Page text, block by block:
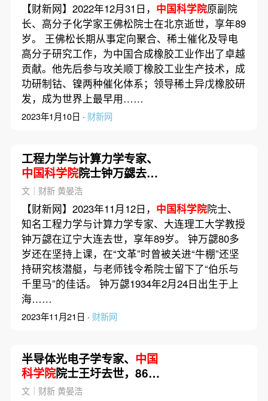
【财新网】2022年12月31日， 中国科学院原副院
长、高分子化学家王佛松院士在北京逝世，享年89
岁。 王佛松长期从事定向聚合、稀土催化及导电
高分子研究工作，为中国合成橡胶工业作出了卓越
贡献。他先后参与攻关顺丁橡胶工业生产技术，成
功研制钴、镍两种催化体系；领导稀土异戊橡胶研
发，成为世界上最早用……
2023年1月10日 · 财新网
工程力学与计算力学专家、
中国科学院院士钟万勰去
世，89岁｜讣闻
文｜财新 黄晏浩
【财新网】2023年11月12日， 中国科学院院士、
知名工程力学与计算力学专家、大连理工大学教授
钟万勰在辽宁大连去世，享年89岁。 钟万勰80多
岁还在坚持上课，在“文革”时曾被关进“牛棚”还坚
持研究核潜艇，与老师钱令希院士留下了“伯乐与
千里马”的佳话。 钟万勰1934年2月24日出生于上
海……
2023年11月21日 · 财新网
半导体光电子学专家、 中国
科学院院士王圩去世，86岁
｜讣闻
文｜财新 黄晏浩